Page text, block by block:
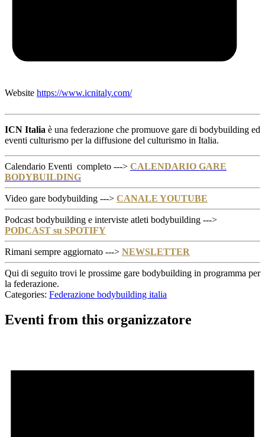
Website https://www.icnitaly.com/
ICN Italia è una federazione che promuove gare di bodybuilding ed
eventi culturismo per la diffusione del culturismo in Italia.
Calendario Eventi completo ---> CALENDARIO GARE
BODYBUILDING
Video gare bodybuilding ---> CANALE YOUTUBE
Podcast bodybuilding e interviste atleti bodybuilding --->
PODCAST su SPOTIFY
Rimani sempre aggiornato ---> NEWSLETTER
Qui di seguito trovi le prossime gare bodybuilding in programma per
la federazione.
Categories: Federazione bodybuilding italia
Eventi from this organizzatore